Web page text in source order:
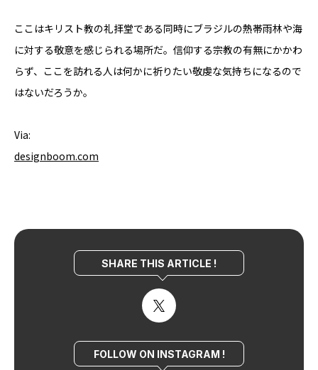
ここはキリスト教の礼拝堂である同時にブラジルの熱帯雨林や海
に対する敬意を感じられる場所だ。信仰する宗教の有無にかかわ
らず、ここを訪れる人は何かに祈りたい敬虔な気持ちになるので
はないだろうか。
Via:
designboom.com
SHARE THIS ARTICLE !
FOLLOW ON INSTAGRAM !